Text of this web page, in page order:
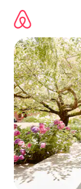
para
conteúdo